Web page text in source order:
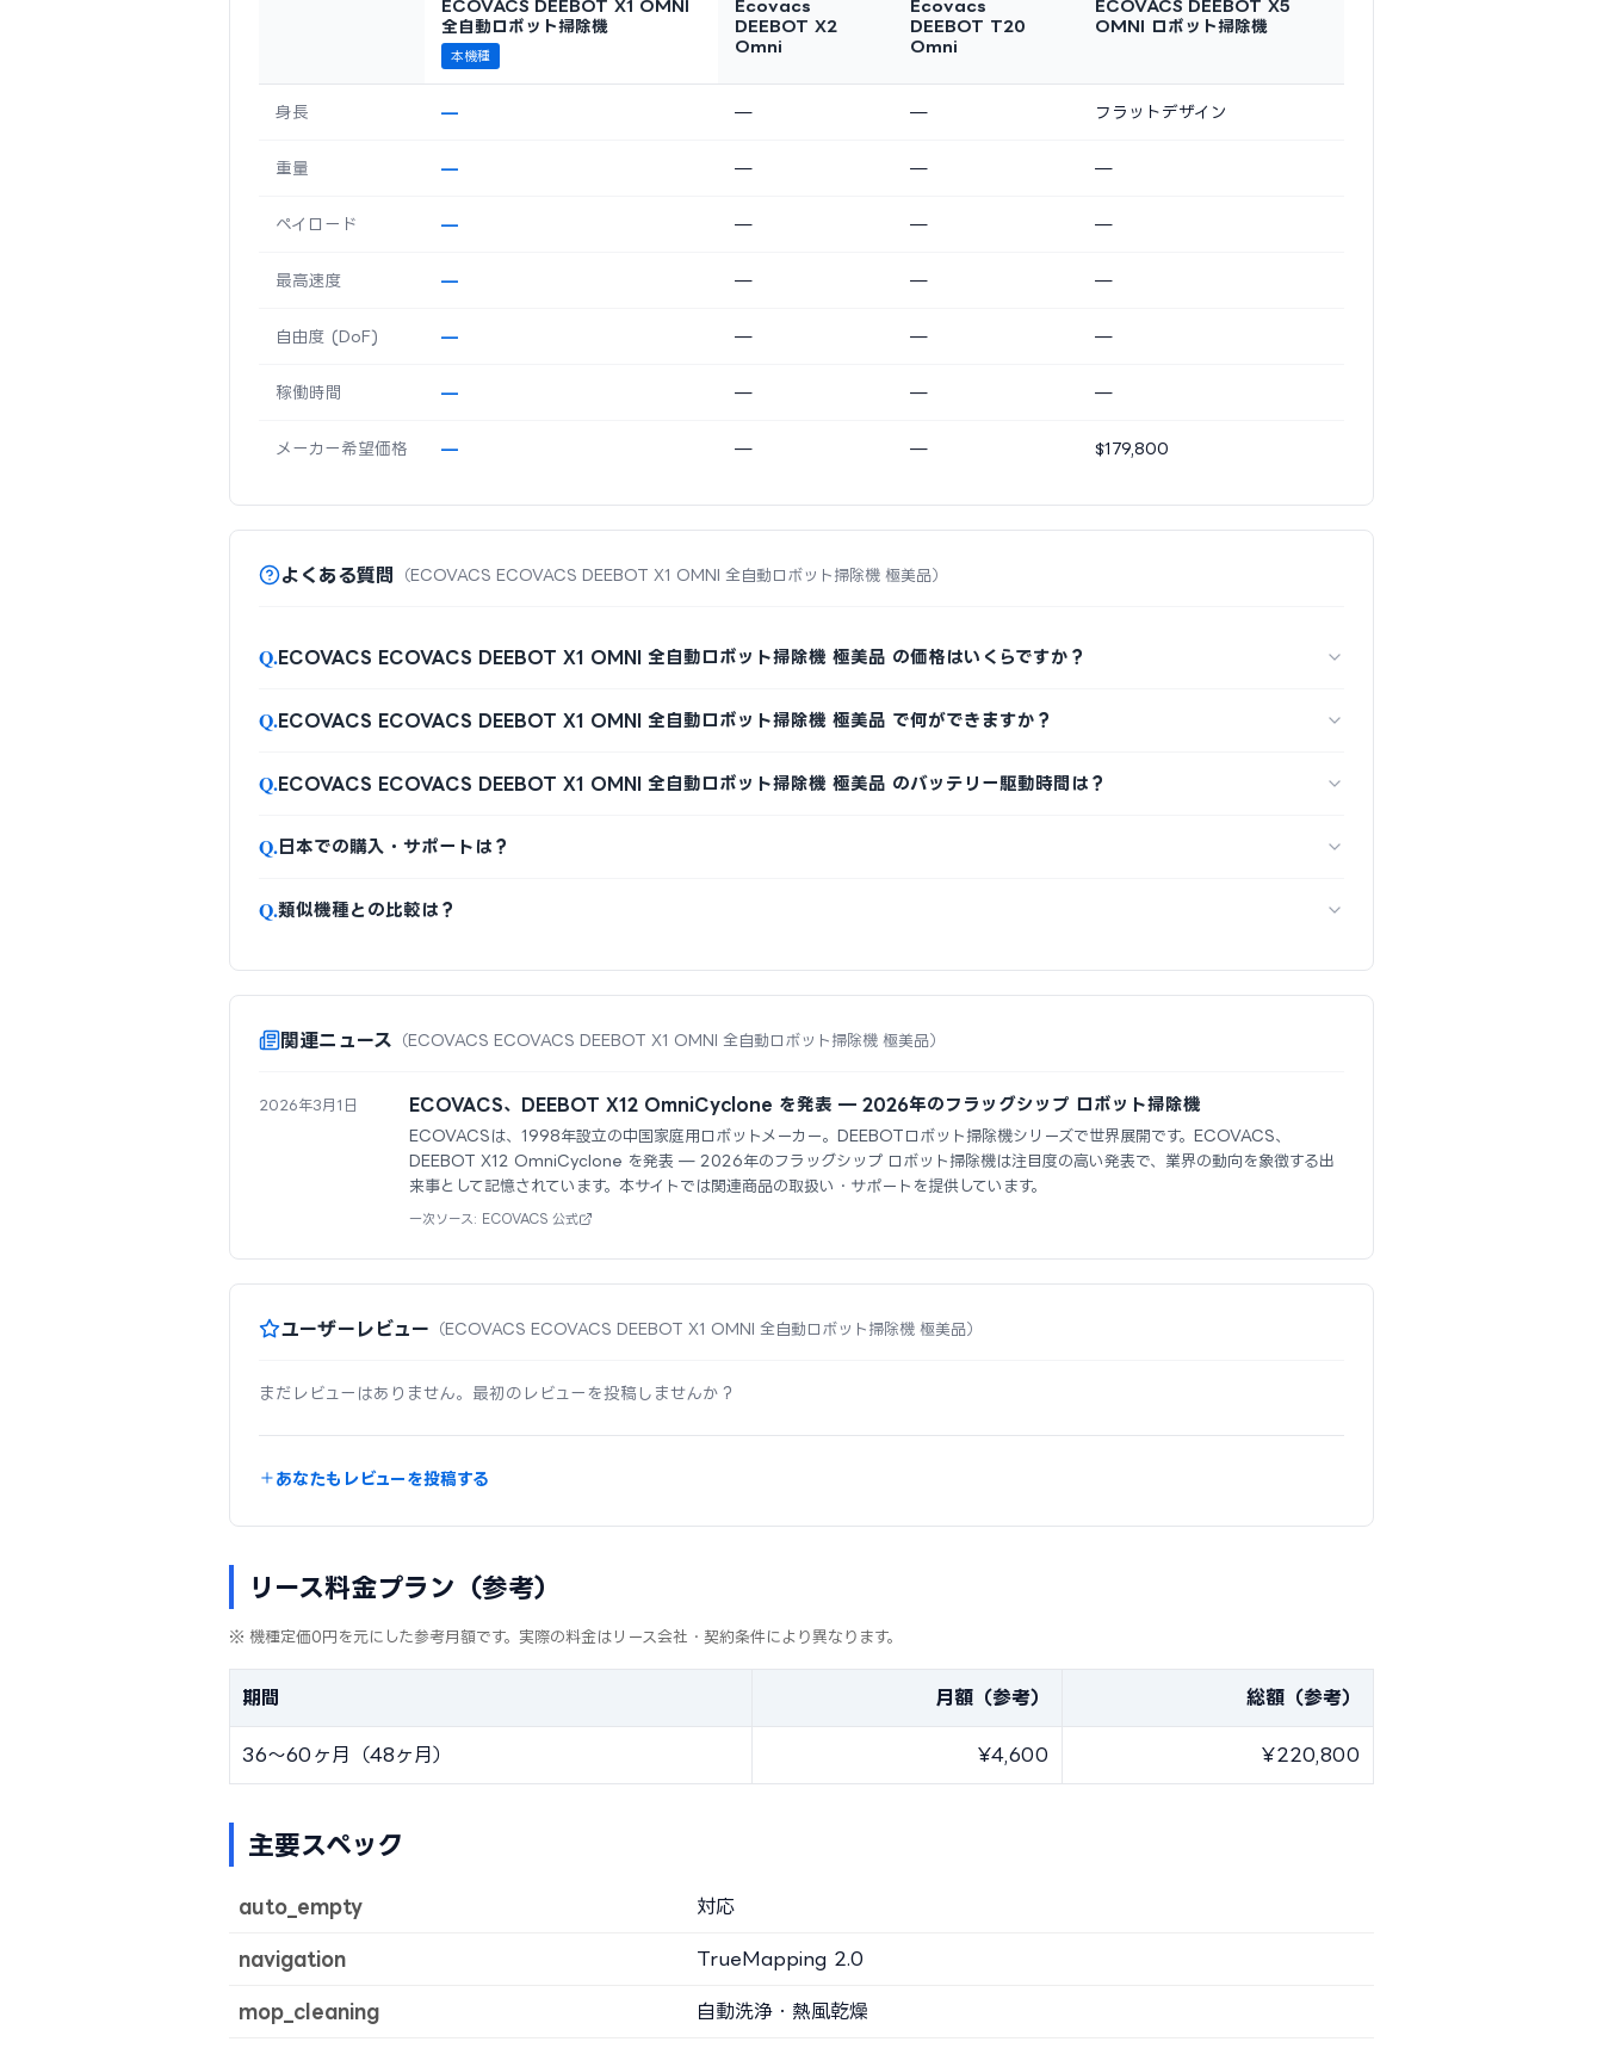
ECOVACS DEEBOT X1 OMNI
全自動ロボット掃除機
本機種
Ecovacs
DEEBOT X2
Omni
Ecovacs
DEEBOT T20
Omni
ECOVACS DEEBOT X5
OMNI ロボット掃除機
身長 — — — フラットデザイン
重量 — — — —
ペイロード — — — —
最高速度 — — — —
自由度 (DoF) — — — —
稼働時間 — — — —
メーカー希望価格 — — — $179,800
よくある質問 （ECOVACS ECOVACS DEEBOT X1 OMNI 全自動ロボット掃除機 極美品）
Q.ECOVACS ECOVACS DEEBOT X1 OMNI 全自動ロボット掃除機 極美品 の価格はいくらですか？
Q.ECOVACS ECOVACS DEEBOT X1 OMNI 全自動ロボット掃除機 極美品 で何ができますか？
Q.ECOVACS ECOVACS DEEBOT X1 OMNI 全自動ロボット掃除機 極美品 のバッテリー駆動時間は？
Q.日本での購入・サポートは？
Q.類似機種との比較は？
関連ニュース （ECOVACS ECOVACS DEEBOT X1 OMNI 全自動ロボット掃除機 極美品）
2026年3月1日 ECOVACS、DEEBOT X12 OmniCyclone を発表 — 2026年のフラッグシップ ロボット掃除機
ECOVACSは、1998年設立の中国家庭用ロボットメーカー。DEEBOTロボット掃除機シリーズで世界展開です。ECOVACS、
DEEBOT X12 OmniCyclone を発表 — 2026年のフラッグシップ ロボット掃除機は注目度の高い発表で、業界の動向を象徴する出
来事として記憶されています。本サイトでは関連商品の取扱い・サポートを提供しています。
一次ソース: ECOVACS 公式
ユーザーレビュー （ECOVACS ECOVACS DEEBOT X1 OMNI 全自動ロボット掃除機 極美品）
まだレビューはありません。最初のレビューを投稿しませんか？
あなたもレビューを投稿する
リース料金プラン（参考）
※ 機種定価0円を元にした参考月額です。実際の料金はリース会社・契約条件により異なります。
期間 月額（参考） 総額（参考）
36〜60ヶ月（48ヶ月） ¥4,600 ¥220,800
主要スペック
auto_empty 対応
navigation TrueMapping 2.0
mop_cleaning 自動洗浄・熱風乾燥